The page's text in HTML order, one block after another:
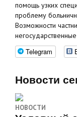
помощь узких
проблему
Возможности
Telegram
Новости
НОВОСТИ